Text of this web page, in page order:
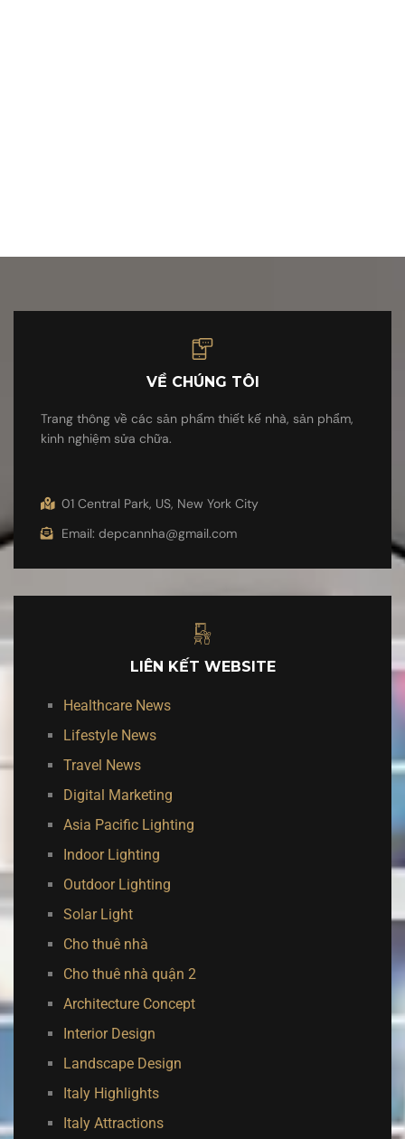
VỀ CHÚNG TÔI
Trang thông về các sản phẩm thiết kế nhà, sản phẩm,
kinh nghiệm sửa chữa.
01 Central Park, US, New York City
Email: depcannha@gmail.com
LIÊN KẾT WEBSITE
Healthcare News
Lifestyle News
Travel News
Digital Marketing
Asia Pacific Lighting
Indoor Lighting
Outdoor Lighting
Solar Light
Cho thuê nhà
Cho thuê nhà quận 2
Architecture Concept
Interior Design
Landscape Design
Italy Highlights
Italy Attractions